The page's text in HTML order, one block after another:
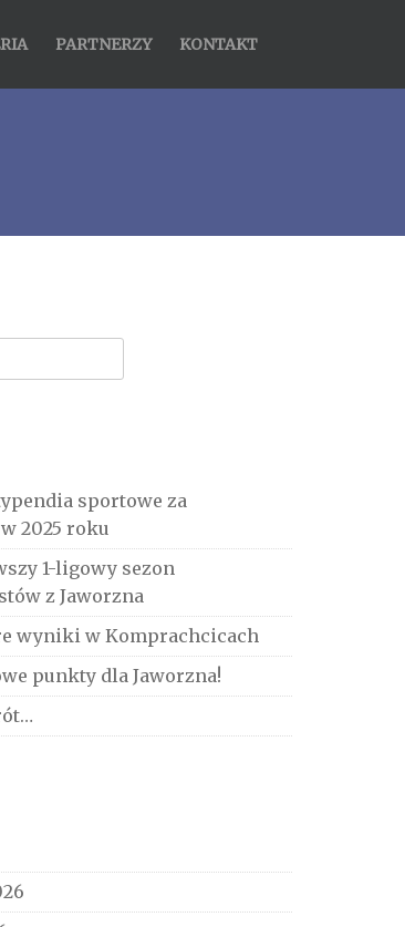
PARTNERZY KONTAKT
sportowe za
2025 roku
1-ligowy sezon
z Jaworzna
wyniki w Komprachcicach
punkty dla Jaworzna!